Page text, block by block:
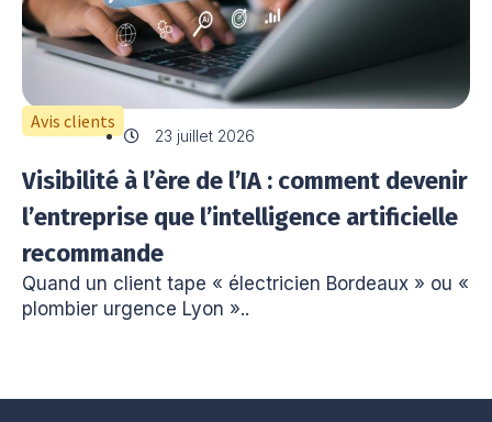
Avis clients
23 juillet 2026
Visibilité à l’ère de l’IA : comment devenir
l’entreprise que l’intelligence artificielle
recommande
Quand un client tape « électricien Bordeaux » ou «
plombier urgence Lyon »..